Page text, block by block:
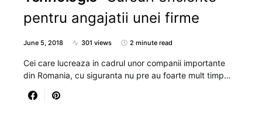
pentru angajatii unei firme
June 5, 2018 301 views 2 minute read
Cei care lucreaza in cadrul unor companii importante
din Romania, cu siguranta nu pre au foarte mult timp…